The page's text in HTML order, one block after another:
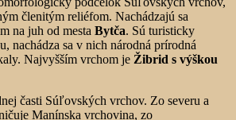
členitým reliéfom. Nachádzajú sa
na juh od mesta Bytča. Sú turisticky
nachádza sa v nich národná prírodná
Najvyšším vrchom je Žibrid s výškou
časti Súľovských vrchov. Zo severu a
Manínska vrchovina, zo